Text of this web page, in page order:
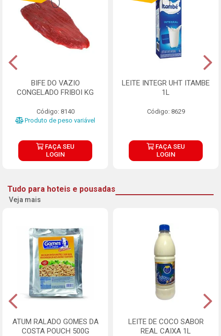
BIFE DO VAZIO
CONGELADO FRIBOI KG
Código: 8140
Produto de peso variável
FAÇA SEU
LOGIN
LEITE INTEGR UHT ITAMBE
1L
Código: 8629
FAÇA SEU
LOGIN
Tudo para hoteis e pousadas
Veja mais
ATUM RALADO GOMES DA
COSTA POUCH 500G
LEITE DE COCO SABOR
REAL CAIXA 1L